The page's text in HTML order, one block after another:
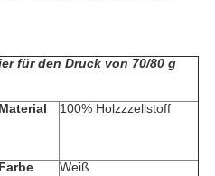
für den Druck von 70/80 g
Material 100% Holzzzellstoff
Farbe Weiß